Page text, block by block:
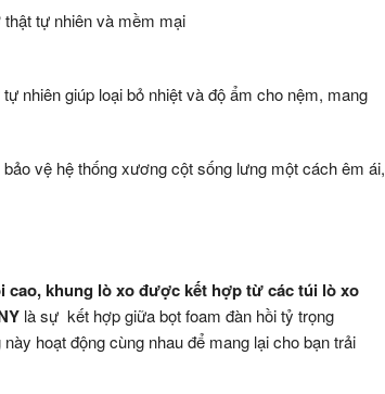
tự nhiên và mềm mại
nhiên giúp loại bỏ nhiệt và độ ẩm cho nệm, mang
vệ hệ thống xương cột sống lưng một cách êm ái,
cao, khung lò xo được kết hợp từ các túi lò xo
là sự kết hợp giữa bọt foam đàn hồi tỷ trọng
hoạt động cùng nhau để mang lại cho bạn trải